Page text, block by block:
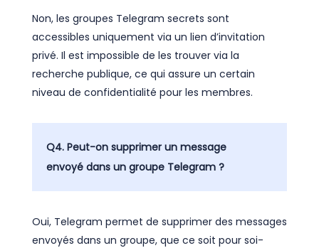
Non, les groupes Telegram secrets sont
accessibles uniquement via un lien d’invitation
privé. Il est impossible de les trouver via la
recherche publique, ce qui assure un certain
niveau de confidentialité pour les membres.
Q4. Peut-on supprimer un message
envoyé dans un groupe Telegram ?
Oui, Telegram permet de supprimer des messages
envoyés dans un groupe, que ce soit pour soi-